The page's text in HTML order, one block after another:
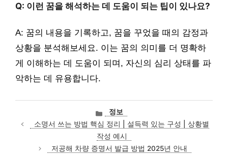
Q: 이런 꿈을 해석하는 데 도움이 되는 팁이 있나요?
A: 꿈의 내용을 기록하고, 꿈을 꾸었을 때의 감정과
상황을 분석해보세요. 이는 꿈의 의미를 더 명확하
게 이해하는 데 도움이 되며, 자신의 심리 상태를 파
악하는 데 유용합니다.
카
테
고
리
정보
소명서 쓰는 방법 핵심 정리 | 설득력 있는 구성 | 상황별
작성 예시
저공해 차량 증명서 발급 방법 2025년 안내